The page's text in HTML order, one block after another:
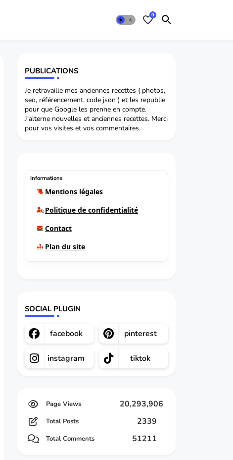
0
PUBLICATIONS
Je retravaille mes anciennes recettes ( photos,
seo, référencement, code json ) et les republie
pour que Google les prenne en compte.
J'alterne nouvelles et anciennes recettes. Merci
pour vos visites et vos commentaires.
Informations
Mentions légales
Politique de confidentialité
Contact
Plan du site
SOCIAL PLUGIN
facebook pinterest
instagram tiktok
20,293,906
Total Posts 2339
Total Comments 51211